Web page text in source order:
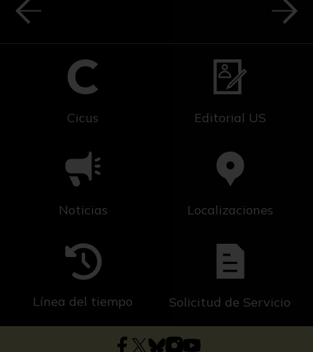
Cicus Editorial US
Noticias Localizaciones
Línea del tiempo Solicitud de Servicio